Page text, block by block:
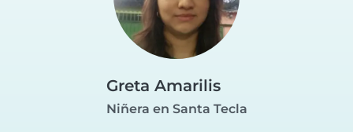
Greta Amarilis
Niñera en Santa Tecla